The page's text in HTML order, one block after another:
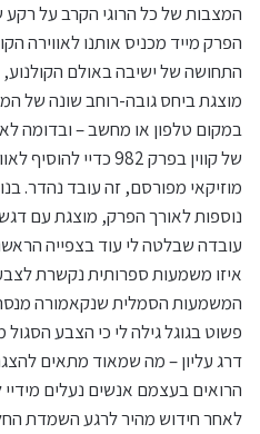
המצבות של כל הרוגי הקרב על
הפרק מייד מכניס אותנו לאווירה
התחושה של ישיבה באולם
מוצגת ביחס גובה-רוחב שונה של
במקום טלפון או מחשב – ובדומה
של קווין בפרק 982
מוזיקאי מפורסם, זה עובד נהדר.
נוספות לאורך הפרק, מוצגת עם
עובדה שבלטה לי עוד בצפייה
איזו משמעות ספרותית נקשרת
המשמעות הסמלית שנקאמורה
פשוט בגוגל גילה לי כי הצבע
דרג עליון – מה שמאוד מתאים
הרואים בעצמם אנשים נעלים מידיי
לאחר חידוש מהיר לרגע השמדת